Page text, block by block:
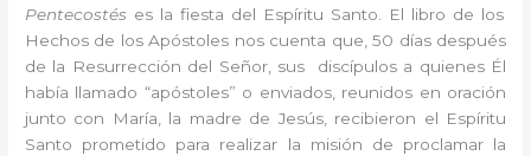
Pentecostés es la fiesta del Espíritu Santo. El libro de los
Hechos de los Apóstoles nos cuenta que, 50 días después
de la Resurrección del Señor, sus discípulos a quienes Él
había llamado “apóstoles” o enviados, reunidos en oración
junto con María, la madre de Jesús, recibieron el Espíritu
Santo prometido para realizar la misión de proclamar la